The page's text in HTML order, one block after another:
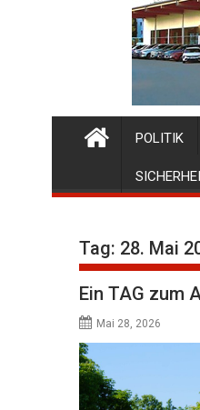
POLITIK
Tag: 28. Mai
Ein TAG zum
Mai 28, 2026